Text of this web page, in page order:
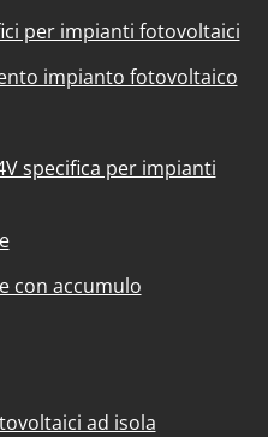
per impianti fotovoltaici
impianto fotovoltaico
specifica per impianti
con accumulo
ad isola